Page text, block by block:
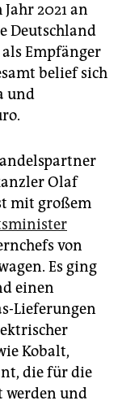
2021 an
Deutschland
Empfänger
belief sich
und
Olaf
mit großem
von
Es ging
einen
Lieferungen
Kobalt,
die für die
werden und